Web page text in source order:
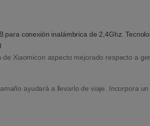
conexión inalámbrica de 2,4Ghz.
Xiaomicon aspecto mejorado respecto a
ayudará a llevarlo de viaje. Incorpora